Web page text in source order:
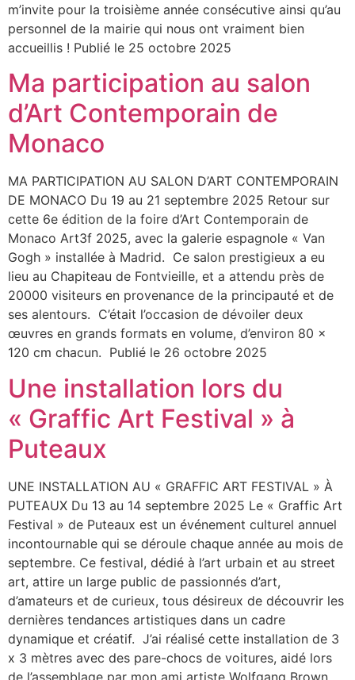
m’invite pour la troisième année consécutive ainsi qu’au
personnel de la mairie qui nous ont vraiment bien
accueillis ! Publié le 25 octobre 2025
Ma participation au salon
d’Art Contemporain de
Monaco
MA PARTICIPATION AU SALON D’ART CONTEMPORAIN
DE MONACO Du 19 au 21 septembre 2025 Retour sur
cette 6e édition de la foire d’Art Contemporain de
Monaco Art3f 2025, avec la galerie espagnole « Van
Gogh » installée à Madrid. Ce salon prestigieux a eu
lieu au Chapiteau de Fontvieille, et a attendu près de
20000 visiteurs en provenance de la principauté et de
ses alentours. C’était l’occasion de dévoiler deux
œuvres en grands formats en volume, d’environ 80 x
120 cm chacun. Publié le 26 octobre 2025
Une installation lors du
« Graffic Art Festival » à
Puteaux
UNE INSTALLATION AU « GRAFFIC ART FESTIVAL » À
PUTEAUX Du 13 au 14 septembre 2025 Le « Graffic Art
Festival » de Puteaux est un événement culturel annuel
incontournable qui se déroule chaque année au mois de
septembre. Ce festival, dédié à l’art urbain et au street
art, attire un large public de passionnés d’art,
d’amateurs et de curieux, tous désireux de découvrir les
dernières tendances artistiques dans un cadre
dynamique et créatif. J’ai réalisé cette installation de 3
x 3 mètres avec des pare-chocs de voitures, aidé lors
de l’assemblage par mon ami artiste Wolfgang Brown,